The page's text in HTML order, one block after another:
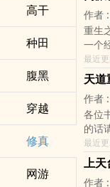
高干
种田
腹黑
穿越
修真
网游
忘记
作者
得剩
合下
少年
成已
续扮
各位
忘记
作者 :
重生
一个
外，
建筑
皆是
扬言
真不
功法
路漫
各
不要
最近
天道
作者 :
各位
的话
《天
享受
书。
最近
上天
作者 :